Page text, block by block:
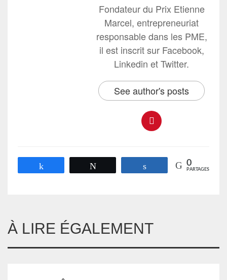
Fondateur du Prix Etienne
Marcel, entrepreneuriat
responsable dans les PME,
il est inscrit sur Facebook,
Linkedin et Twitter.
See author's posts
Partagez 0
PARTAGES
À LIRE ÉGALEMENT